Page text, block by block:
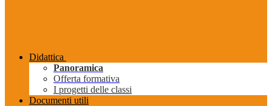
Didattica
Panoramica
Offerta formativa
I progetti delle classi
Documenti utili